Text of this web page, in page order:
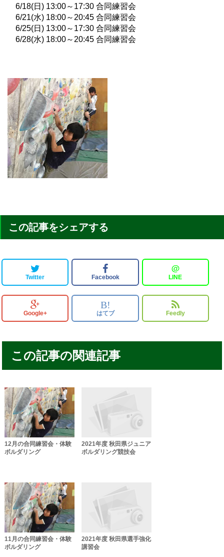
6/18(日) 13:00～17:30 合同練習会
6/21(水) 18:00～20:45 合同練習会
6/25(日) 13:00～17:30 合同練習会
6/28(水) 18:00～20:45 合同練習会
この記事をシェアする
Twitter Facebook
＠
LINE
Google+
B!
はてブ Feedly
この記事の関連記事
12月の合同練習会・体験
ボルダリング
2021年度 秋田県ジュニア
ボルダリング競技会
11月の合同練習会・体験
ボルダリング
2021年度 秋田県選手強化
講習会